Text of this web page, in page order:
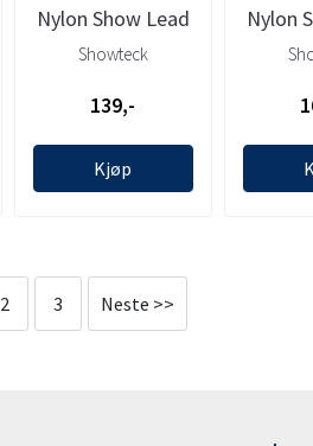
Nylon Show Lead
(Grey) 0.5x87cm
Showteck
139,-
Kjøp
Nylon
2 3 Neste >>